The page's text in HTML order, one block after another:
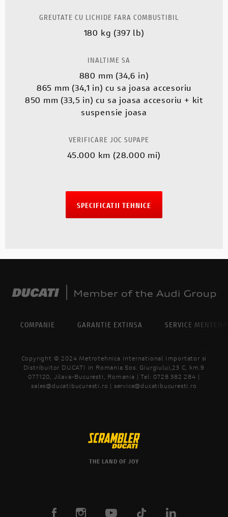
GREUTATE CU LICHIDE FARA COMBUSTIBIL
180 kg (397 lb)
INALTIME SA
880 mm (34,6 in)
865 mm (34,1 in) cu sa joasa accesoriu
850 mm (33,5 in) cu sa joasa accesoriu + kit
suspensie joasa
VERIFICARE JOC SUPAPE
45.000 km (28.000 mi)
SPECIFICATII TEHNICE
COMPANIE GARANTIE EXTINSA SERVICE
Copyright © 2024 Metrotehnica International Importator si
Distribuitor DUCATI in Romania Sos. Giurgiului,23 C, km.9
077120, Jilava-Bucuresti, Romania | Tel: 0728 382 284 |
sales@ducatibucuresti.ro | service@ducatibucuresti.ro
THE LAND OF JOY